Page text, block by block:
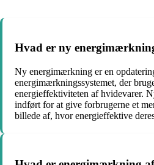
Hvad er ny
Ny energimærkning er en
energimærkningssystemet, der
energieffektiviteten af hvidevarer.
indført for at give forbrugerne et
billede af, hvor energieffektive